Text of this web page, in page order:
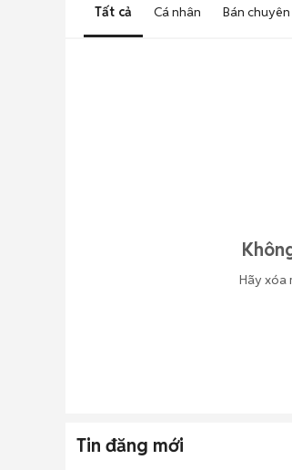
Tất cả Cá nhân Bán chuyên
Hãy xóa
Tin đăng mới